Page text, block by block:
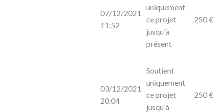
07/12/2021
11:52
uniquement
ce projet
jusqu'à
présent
250 €
03/12/2021
20:04
Soutient
uniquement
ce projet
jusqu'à
250 €